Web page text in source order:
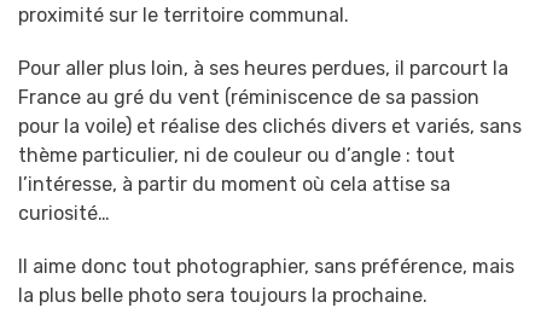
proximité sur le territoire communal.
Pour aller plus loin, à ses heures perdues, il parcourt la
France au gré du vent (réminiscence de sa passion
pour la voile) et réalise des clichés divers et variés, sans
thème particulier, ni de couleur ou d’angle : tout
l’intéresse, à partir du moment où cela attise sa
curiosité…
Il aime donc tout photographier, sans préférence, mais
la plus belle photo sera toujours la prochaine.